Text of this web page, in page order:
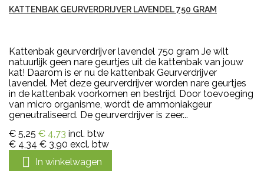
KATTENBAK GEURVERDRIJVER LAVENDEL 750 GRAM
Kattenbak geurverdrijver lavendel 750 gram Je wilt
natuurlijk geen nare geurtjes uit de kattenbak van jouw
kat! Daarom is er nu de kattenbak Geurverdrijver
lavendel. Met deze geurverdrijver worden nare geurtjes
in de kattenbak voorkomen en bestrijd. Door toevoeging
van micro organisme, wordt de ammoniakgeur
geneutraliseerd. De geurverdrijver is zeer...
€ 5,25 € 4,73 incl. btw
€ 4,34 € 3,90 excl. btw
 In winkelwagen